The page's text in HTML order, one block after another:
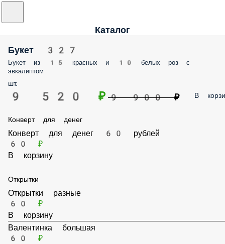
Каталог
Букет 327
Букет из 15 красных и 10 белых роз с
эвкалиптом
шт.
9 520 ₽ 9 900 ₽ В
Конверт для денег
Конверт для денег 60 рублей
60 ₽
В корзину
Открытки
Открытки разные
60 ₽
В корзину